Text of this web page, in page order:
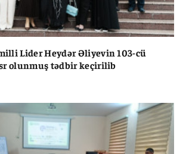
Lider Heydər Əliyevin 103-cü
olunmuş tədbir keçirilib